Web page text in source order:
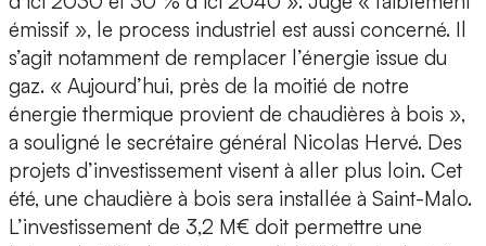
émissif », le process industriel est aussi concerné. Il
s’agit notamment de remplacer l’énergie issue du
gaz. « Aujourd’hui, près de la moitié de notre
énergie thermique provient de chaudières à bois »,
a souligné le secrétaire général Nicolas Hervé. Des
projets d’investissement visent à aller plus loin. Cet
été, une chaudière à bois sera installée à Saint-Malo.
L’investissement de 3,2 M€ doit permettre une